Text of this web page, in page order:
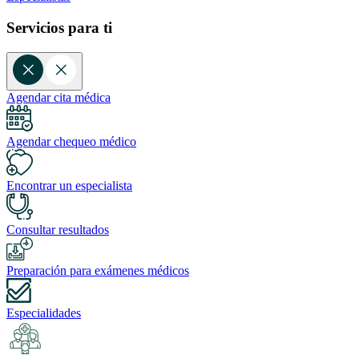
Servicios para ti
Agendar cita médica
Agendar chequeo médico
Encontrar un especialista
Consultar resultados
Preparación para exámenes médicos
Especialidades